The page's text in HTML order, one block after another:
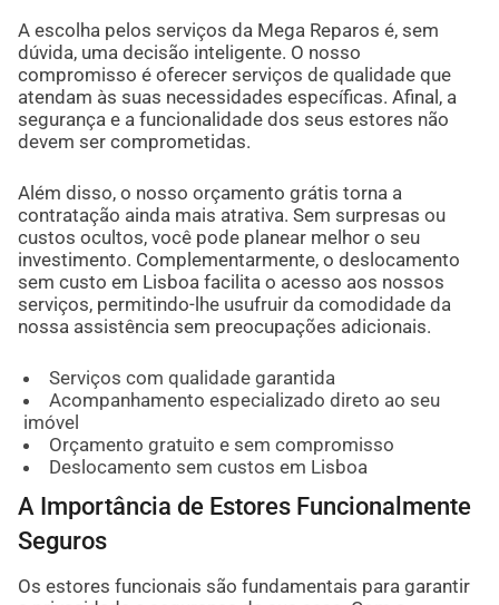
A escolha pelos serviços da Mega Reparos é, sem
dúvida, uma decisão inteligente. O nosso
compromisso é oferecer serviços de qualidade que
atendam às suas necessidades específicas. Afinal, a
segurança e a funcionalidade dos seus estores não
devem ser comprometidas.
Além disso, o nosso orçamento grátis torna a
contratação ainda mais atrativa. Sem surpresas ou
custos ocultos, você pode planear melhor o seu
investimento. Complementarmente, o deslocamento
sem custo em Lisboa facilita o acesso aos nossos
serviços, permitindo-lhe usufruir da comodidade da
nossa assistência sem preocupações adicionais.
Serviços com qualidade garantida
Acompanhamento especializado direto ao seu
imóvel
Orçamento gratuito e sem compromisso
Deslocamento sem custos em Lisboa
A Importância de Estores Funcionalmente
Seguros
Os estores funcionais são fundamentais para garantir